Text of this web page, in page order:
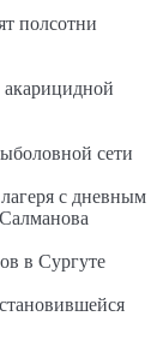
полсотни
акарицидной
сети
с дневным
в Сургуте